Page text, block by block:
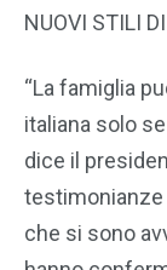
NUOVI STILI
“La famiglia
italiana solo
dice il
testimonianze
che si sono